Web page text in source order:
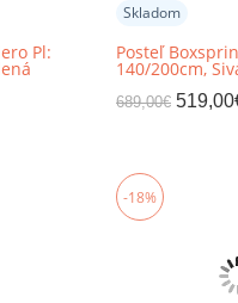
Pl:
Skladom
Posteľ
140/200cm,
689,00€ 519,00
-18%